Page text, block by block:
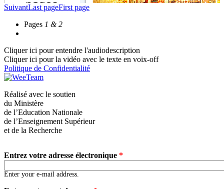
SuivantLast pageFirst page
Pages 1 & 2
Cliquer ici pour entendre l'audiodescription
Cliquer ici pour la vidéo avec le texte en voix-off
Politique de Confidentialité
Réalisé avec le soutien
du Ministère
de l’Education Nationale
de l’Enseignement Supérieur
et de la Recherche
Entrez votre adresse électronique *
Enter your e-mail address.